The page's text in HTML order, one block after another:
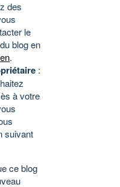
des
le
blog en
.
:
à votre
suivant
ce blog